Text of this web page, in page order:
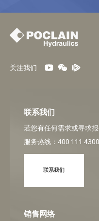
关注我们
联系我们
若您有任何需求或寻求
服务热线：400 111 4300
联系我们
销售网络